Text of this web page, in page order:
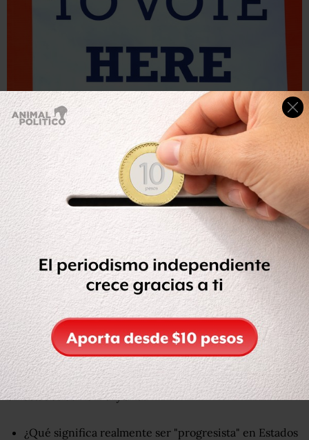
Getty Images
Las instancias que gestionan los censos de votantes urgen
a los electores a registrarse, especialmente tras cambios
de domicilio.
Dos estrategias comunes para los diseñadores de mapas
con ideas partidistas es dispersar a los votantes de la
oposición en múltiples distritos para diluir sus números o
agruparlos en una circunscripción.
En la carrera por la asamblea estatal de Wisconsin en
2012, por ejemplo, los republicanos ganaron 60 de los 99
escaños (60%) pese a ganar solo el 48,6% del voto en todo
el estado. Los demócratas han tenido ventajas similares
en estados como Maryland.
¿Qué significa realmente ser "progresista" en Estados